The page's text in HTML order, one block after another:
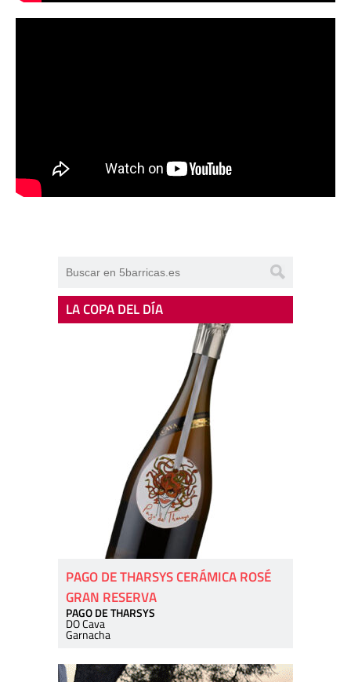
LA COPA DEL DÍA
PAGO DE THARSYS CERÁMICA ROSÉ
GRAN RESERVA
PAGO DE THARSYS
DO Cava
Garnacha